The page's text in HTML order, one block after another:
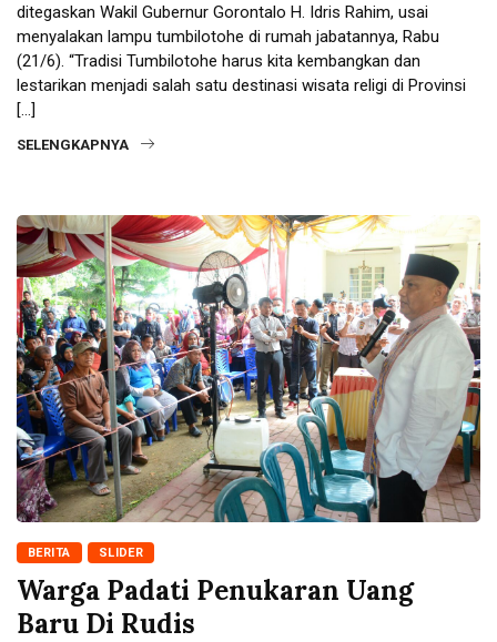
ditegaskan Wakil Gubernur Gorontalo H. Idris Rahim, usai
menyalakan lampu tumbilotohe di rumah jabatannya, Rabu
(21/6). “Tradisi Tumbilotohe harus kita kembangkan dan
lestarikan menjadi salah satu destinasi wisata religi di Provinsi
[…]
SELENGKAPNYA
BERITA SLIDER
Warga Padati Penukaran Uang
Baru Di Rudis